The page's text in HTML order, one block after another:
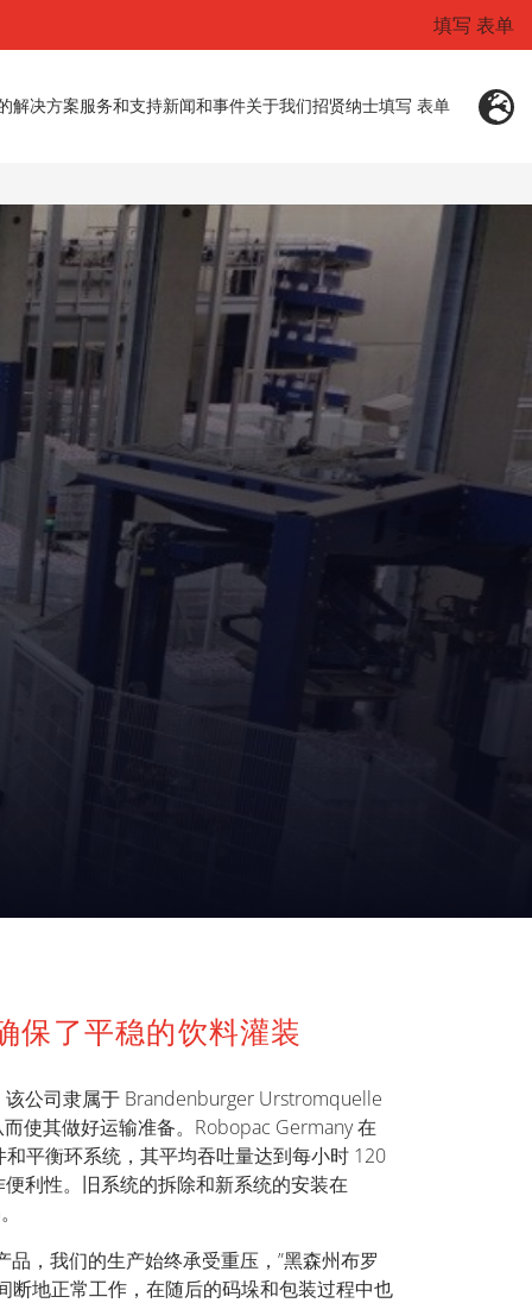
填写 表单
解决方案服务和支持新闻和事件关于我们招贤纳士填写 表单
保了平稳的饮料灌装
公司隶属于 Brandenburger Urstromquelle
使其做好运输准备。Robopac Germany 在
平衡环系统，其平均吞吐量达到每小时 120
利性。旧系统的拆除和新系统的安装在
，我们的生产始终承受重压，”黑森州布罗
断地正常工作，在随后的码垛和包装过程中也